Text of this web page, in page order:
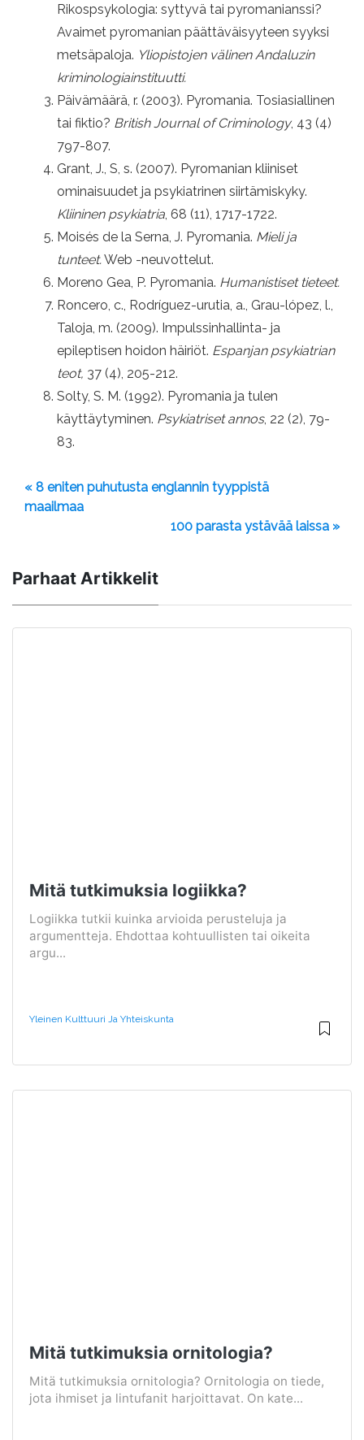
Rikospsykologia: syttyvä tai pyromanianssi?
Avaimet pyromanian päättäväisyyteen syyksi
metsäpaloja. Yliopistojen välinen Andaluzin
kriminologiainstituutti.
Päivämäärä, r. (2003). Pyromania. Tosiasiallinen
tai fiktio? British Journal of Criminology, 43 (4)
797-807.
Grant, J., S, s. (2007). Pyromanian kliiniset
ominaisuudet ja psykiatrinen siirtämiskyky.
Kliininen psykiatria , 68 (11), 1717-1722.
Moisés de la Serna, J. Pyromania. Mieli ja
tunteet.Web -neuvottelut.
Moreno Gea, P. Pyromania. Humanistiset tieteet.
Roncero, c., Rodríguez-urutia, a., Grau-lópez, l.,
Taloja, m. (2009). Impulssinhallinta- ja
epileptisen hoidon häiriöt. Espanjan psykiatrian
teot, 37 (4), 205-212.
Solty, S. M. (1992). Pyromania ja tulen
käyttäytyminen. Psykiatriset annos, 22 (2), 79-
83.
« 8 eniten puhutusta englannin tyyppistä
maailmaa
100 parasta ystävää laissa »
Parhaat Artikkelit
Mitä tutkimuksia logiikka?
Logiikka tutkii kuinka arvioida perusteluja ja
argumentteja. Ehdottaa kohtuullisten tai oikeita
argu...
Yleinen Kulttuuri Ja Yhteiskunta
Mitä tutkimuksia ornitologia?
Mitä tutkimuksia ornitologia? Ornitologia on tiede,
jota ihmiset ja lintufanit harjoittavat. On kate...